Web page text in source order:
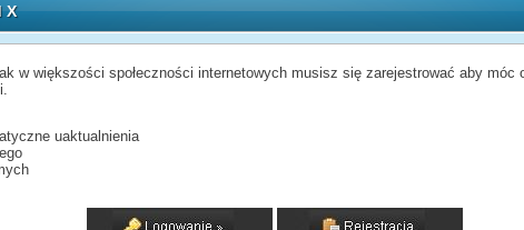
X
w większości społeczności internetowych musisz się zarejestrować aby
uaktualnienia